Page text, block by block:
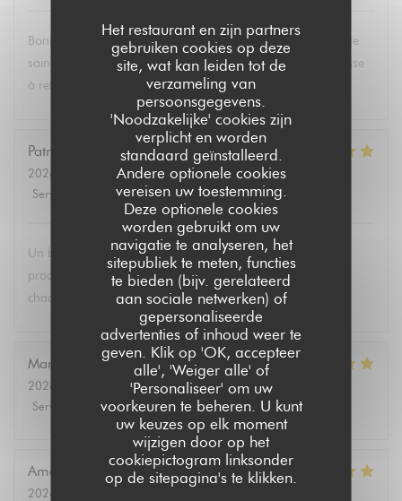
Het restaurant en zijn partners
gebruiken cookies op deze
site, wat kan leiden tot de
verzameling van
persoonsgegevens.
'Noodzakelijke' cookies zijn
verplicht en worden
standaard geïnstalleerd.
Andere optionele cookies
vereisen uw toestemming.
Deze optionele cookies
worden gebruikt om uw
navigatie te analyseren, het
sitepubliek te meten, functies
te bieden (bijv. gerelateerd
aan sociale netwerken) of
gepersonaliseerde
advertenties of inhoud weer te
geven. Klik op 'OK, accepteer
alle', 'Weiger alle' of
'Personaliseer' om uw
voorkeuren te beheren. U kunt
uw keuzes op elk moment
wijzigen door op het
cookiepictogram linksonder
op de sitepagina's te klikken.
Bonjour , super service et mets délicieux. Un belle découverte
saine et équilibrée pas évident à trouver partout. Une adresse
à retenir .Merci.
Patricia
2026-08-02
- 13:30 - Gasten 6
Service
Atmosfeer: 4/5 Keuken: 5/5 Kwaliteit / Prijs
Un brunch dominical excellent avec un buffet de qualité de
produits végétariens et bio. Tous les convives se régalent à
chaque fois.
Marie Christine D
2026-08-02
- 13:30 - Gasten 2
Service
Atmosfeer: 4/5 Keuken: 5/5 Kwaliteit / Prijs
Amélie
2026-08-01